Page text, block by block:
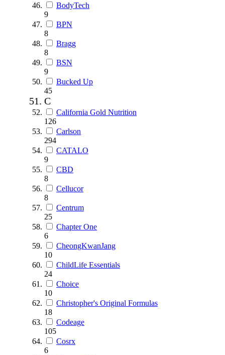
BodyTech
9
BPN
8
Bragg
8
BSN
9
Bucked Up
45
C
California Gold Nutrition
126
Carlson
294
CATALO
9
CBD
8
Cellucor
8
Centrum
25
Chapter One
6
CheongKwanJang
10
ChildLife Essentials
24
Choice
10
Christopher's Original Formulas
18
Codeage
105
Cosrx
6